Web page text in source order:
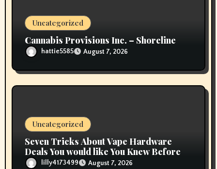
Uncategorized
Cannabis Provisions Inc. – Shoreline
hattie5585 August 7, 2026
Uncategorized
Seven Tricks About Vape Hardware
Deals You would like You Knew Before
lilly4173499 August 7, 2026